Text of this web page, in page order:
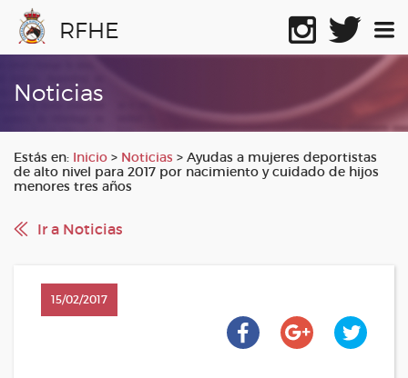
RFHE
Noticias
Estás en: Inicio > Noticias > Ayudas a mujeres deportistas
de alto nivel para 2017 por nacimiento y cuidado de hijos
menores tres años
Ir a Noticias
15/02/2017